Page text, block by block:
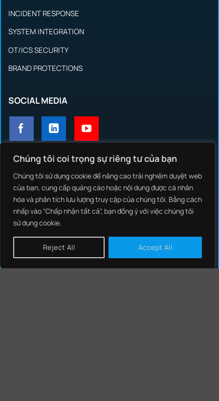
Chúng tôi coi trọng sự riêng tư của bạn
Chúng tôi sử dụng cookie để nâng cao trải nghiệm duyệt web
của bạn, cung cấp quảng cáo hoặc nội dung được cá nhân
hóa và phân tích lưu lượng truy cập của chúng tôi. Bằng cách
nhấp vào "Chấp nhận tất cả", bạn đồng ý với việc chúng tôi
sử dụng cookie.
Reject All Accept All
INCIDENT RESPONSE
SYSTEM INTEGRATION
OT/ICS SECURITY
BRAND PROTECTIONS
SOCIAL MEDIA
NCS THREAT INTELLIGENCE
NCS EDR
NCS NEXT GENERATION FIREWALL
NCS SOAR